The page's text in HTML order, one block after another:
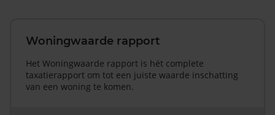
Woningwaarde rapport
Het Woningwaarde rapport is hét complete
taxatierapport om tot een juiste waarde inschatting
van een woning te komen.